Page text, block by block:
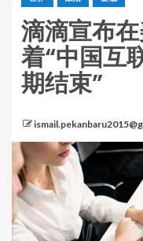
滴滴宣布
着“中国互
期结束”